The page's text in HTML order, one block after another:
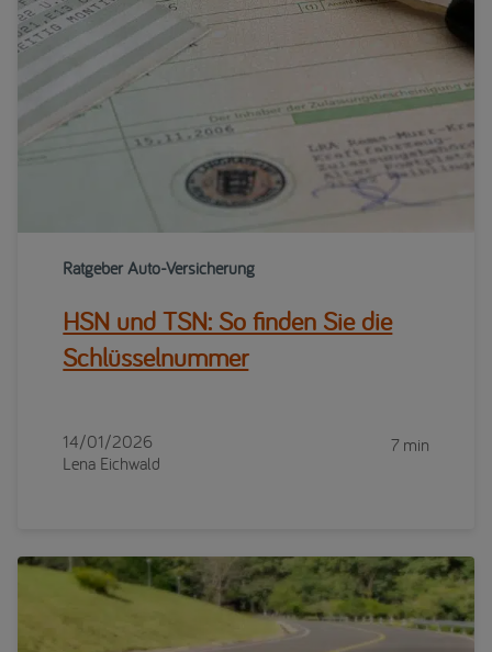
Ratgeber Auto-Versicherung
HSN und TSN: So finden Sie die
Schlüsselnummer
14/01/2026
Lena Eichwald
7 min